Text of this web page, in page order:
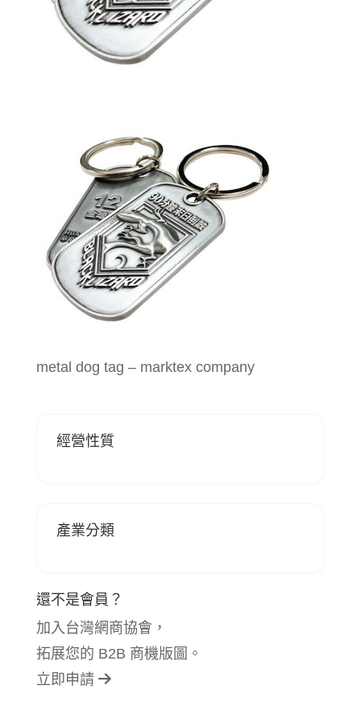
metal dog tag – marktex company
經營性質
產業分類
還不是會員？
加入台灣網商協會，
拓展您的 B2B 商機版圖。
立即申請